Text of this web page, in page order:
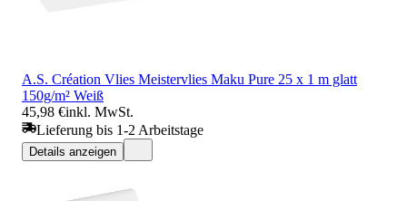
A.S. Création Vlies Meistervlies Maku Pure 25 x 1 m glatt
150g/m² Weiß
45,98 €inkl. MwSt.
Lieferung bis 1-2 Arbeitstage
Details anzeigen